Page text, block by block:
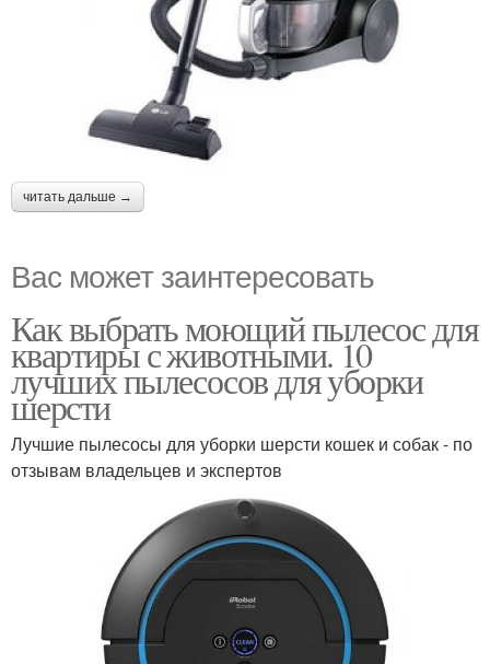
читать дальше →
Вас может заинтересовать
Как выбрать моющий пылесос для
квартиры с животными. 10
лучших пылесосов для уборки
шерсти
Лучшие пылесосы для уборки шерсти кошек и собак - по
отзывам владельцев и экспертов